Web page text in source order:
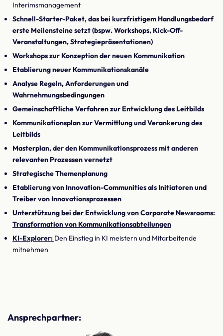
Interimsmanagement
Schnell-Starter-Paket, das bei kurzfristigem Handlungsbedarf
erste Meilensteine setzt (bspw. Workshops, Kick-Off-
Veranstaltungen, Strategiepräsentationen)
Workshops zur Konzeption der neuen Kommunikation
Etablierung neuer Kommunikationskanäle
Analyse Regeln, Anforderungen und
Wahrnehmungsbedingungen
Gemeinschaftliche Verfahren zur Entwicklung des Leitbilds
Kommunikationsplan zur Vermittlung und Verankerung des
Leitbilds
Masterplan, der den Kommunikationsprozess mit anderen
relevanten Prozessen vernetzt
Strategische Themenplanung
Etablierung von Innovation-Communities als Initiatoren und
Treiber von Innovationsprozessen
Unterstützung bei der Entwicklung von Corporate Newsrooms:
Transformation von Kommunikationsabteilungen
KI-Explorer: Den Einstieg in KI meistern und Mitarbeitende
mitnehmen
Ansprechpartner: